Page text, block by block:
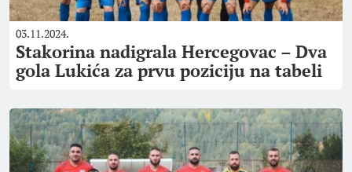
03.11.2024.
Stakorina nadigrala Hercegovac – Dva
gola Lukića za prvu poziciju na tabeli